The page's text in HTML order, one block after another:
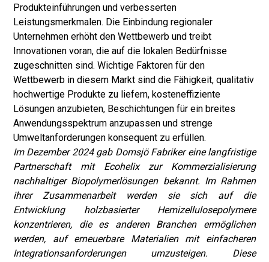
Produkteinführungen und verbesserten
Leistungsmerkmalen. Die Einbindung regionaler
Unternehmen erhöht den Wettbewerb und treibt
Innovationen voran, die auf die lokalen Bedürfnisse
zugeschnitten sind. Wichtige Faktoren für den
Wettbewerb in diesem Markt sind die Fähigkeit, qualitativ
hochwertige Produkte zu liefern, kosteneffiziente
Lösungen anzubieten, Beschichtungen für ein breites
Anwendungsspektrum anzupassen und strenge
Umweltanforderungen konsequent zu erfüllen.
Im Dezember 2024 gab Domsjö Fabriker eine langfristige
Partnerschaft mit Ecohelix zur Kommerzialisierung
nachhaltiger Biopolymerlösungen bekannt. Im Rahmen
ihrer Zusammenarbeit werden sie sich auf die
Entwicklung holzbasierter Hemizellulosepolymere
konzentrieren, die es anderen Branchen ermöglichen
werden, auf erneuerbare Materialien mit einfacheren
Integrationsanforderungen umzusteigen. Diese